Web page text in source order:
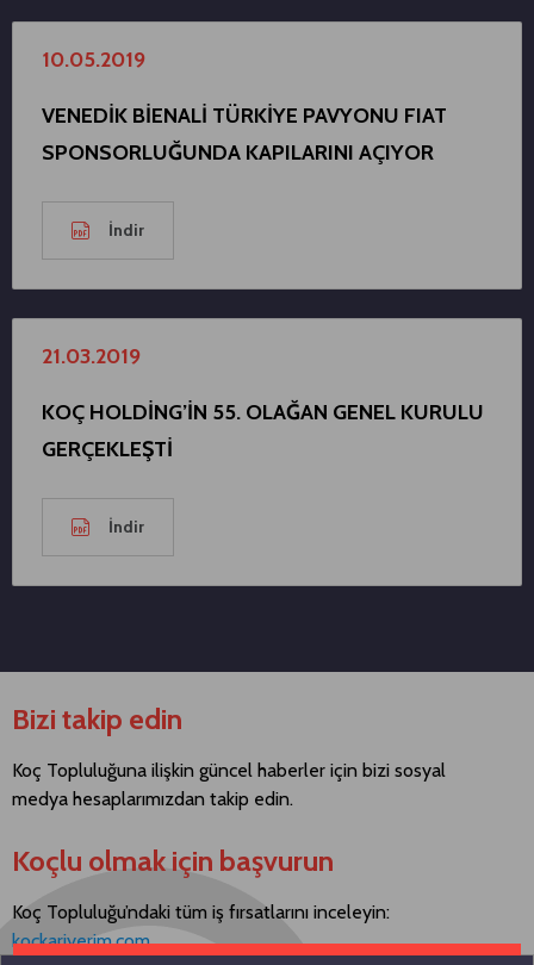
10.05.2019
VENEDİK BİENALİ TÜRKİYE PAVYONU FIAT
SPONSORLUĞUNDA KAPILARINI AÇIYOR
İndir
21.03.2019
KOÇ HOLDİNG’İN 55. OLAĞAN GENEL KURULU
GERÇEKLEŞTİ
İndir
Bizi takip edin
Koç Topluluğuna ilişkin güncel haberler için bizi sosyal
medya hesaplarımızdan takip edin.
Koçlu olmak için başvurun
Koç Topluluğu’ndaki tüm iş fırsatlarını inceleyin:
kockariyerim.com